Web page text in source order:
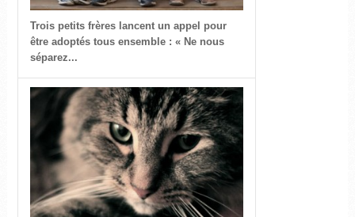
Trois petits frères lancent un appel pour
être adoptés tous ensemble : « Ne nous
séparez...